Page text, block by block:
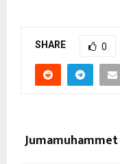
SHARE 0